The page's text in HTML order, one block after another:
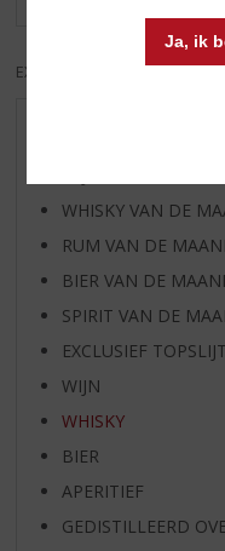
Ja, ik
EXCL. BTW INCL.
WHISKY VAN DE
RUM VAN DE
BIER VAN DE
SPIRIT VAN DE
EXCLUSIEF
WIJN
WHISKY
BIER
APERITIEF
GEDISTILLEERD